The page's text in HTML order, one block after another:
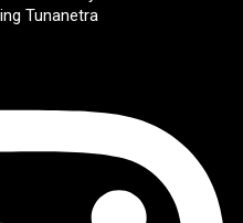
Tunanetra